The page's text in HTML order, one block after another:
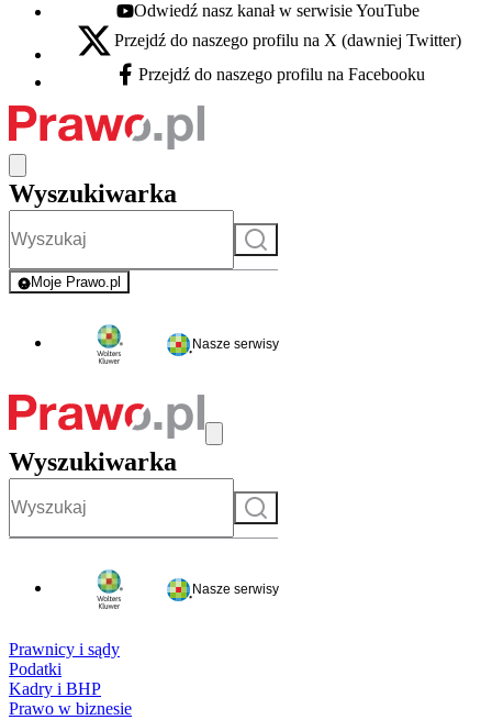
Youtube - otwiera się w nowej karcie
Odwiedź nasz kanał w serwisie YouTube
X - otwiera się w nowej karcie
Przejdź do naszego profilu na X (dawniej Twitter)
Facebook - otwiera się w nowej karcie
Przejdź do naszego profilu na Facebooku
Wyszukiwarka
Szukaj
Moje Prawo.pl
- rejestracja i logowanie do serwisu
Nasze serwisy
Wyszukiwarka
Szukaj
Nasze serwisy
Prawnicy i sądy
Podatki
Kadry i BHP
Prawo w biznesie